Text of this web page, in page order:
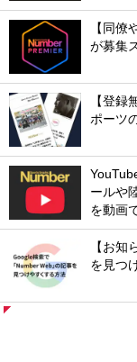
【同僚
が募集
【登録
ポーツ
ールや
を動画
【お知
を見つ